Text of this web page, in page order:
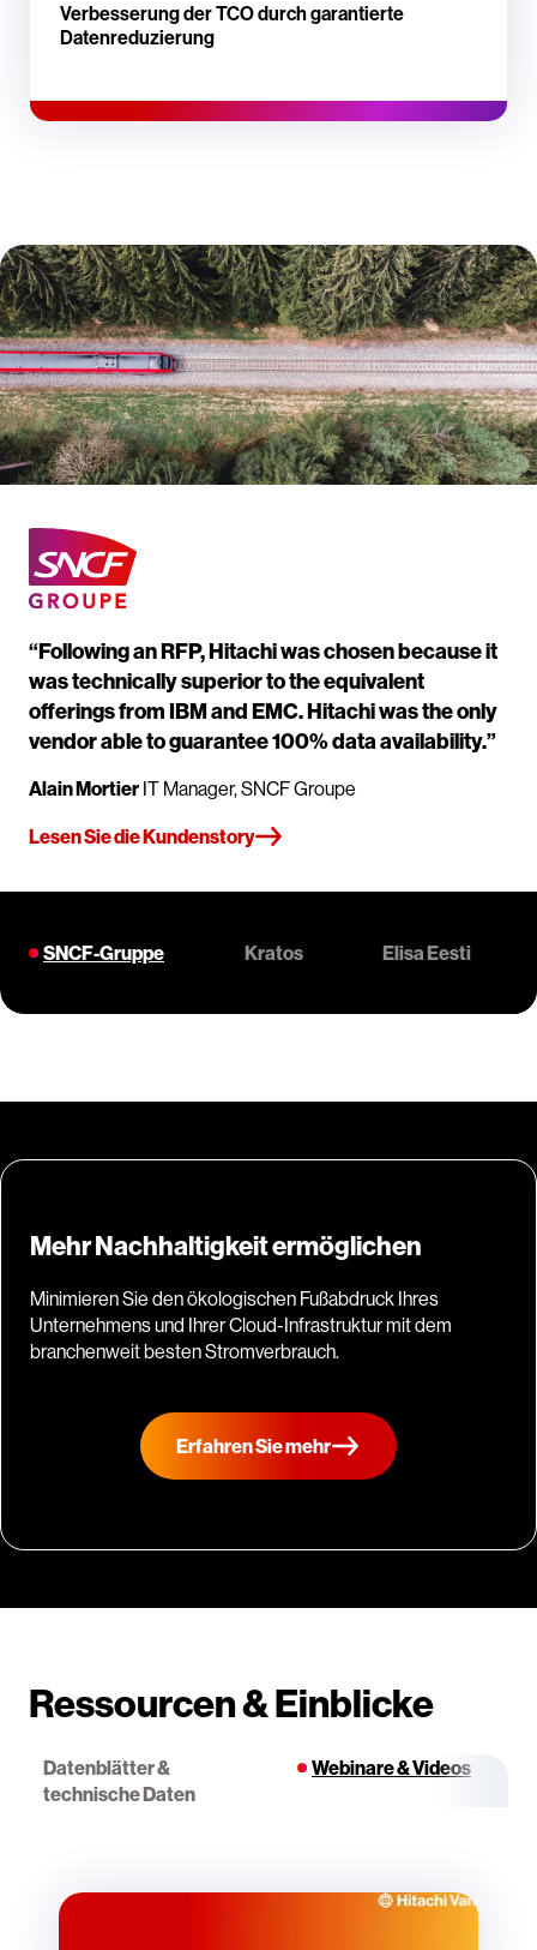
Verbesserung der TCO durch garantierte
Datenreduzierung
“Following an RFP, Hitachi was chosen because it
was technically superior to the equivalent
offerings from IBM and EMC. Hitachi was the only
vendor able to guarantee 100% data availability.”
Alain Mortier IT Manager, SNCF Groupe
Lesen Sie die Kundenstory
SNCF-Gruppe Kratos Elisa Eesti
Mehr Nachhaltigkeit ermöglichen
Minimieren Sie den ökologischen Fußabdruck Ihres
Unternehmens und Ihrer Cloud-Infrastruktur mit dem
branchenweit besten Stromverbrauch.
Erfahren Sie mehr
Ressourcen & Einblicke
Datenblätter &
technische Daten
Webinare & Videos